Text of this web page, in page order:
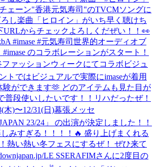
ェーン"香港元気寿司"のTVCMソングに
し楽曲「ヒロイン」がいち早く聴けち
URLからチェックよろしくだぜい！！👀
#imase #元気寿司 世界的オーディオブ
のコラボレーションがスタート！
ァッションウィークにてコラボビジュ
トではビジュアルで実際にimaseが着用
験ができます🫶 どのアイテムも見た目が
普段使いしたいです！！ リハだったぜ！
木)〜12/31(日)幕張メッセ
23/24」 の出演が決定しました！！
みすぎる！！！！🔥 盛り上げまくれる
熱い熱い冬フェスにするぜ！ ぜひ来て
LE SSERAFIMさんに2度目の